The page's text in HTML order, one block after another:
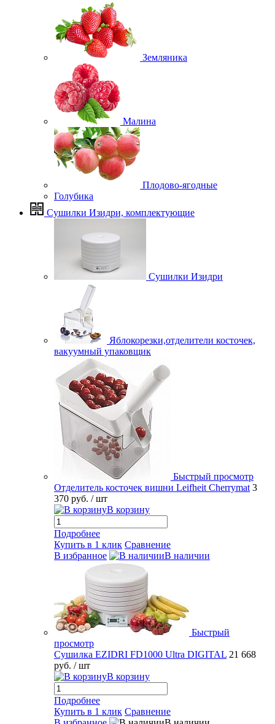
Земляника
Малина
Плодово-ягодные
Голубика
Сушилки Изидри, комплектующие
Сушилки Изидри
Яблокорезки,отделители косточек,
вакуумный упаковщик
Быстрый просмотр
Отделитель косточек вишни Leifheit Cherrymat 3
370 руб. / шт
В корзину
Подробнее
Купить в 1 клик Сравнение
В избранное
В наличии
Быстрый
просмотр
Сушилка EZIDRI FD1000 Ultra DIGITAL 21 668
руб. / шт
В корзину
Подробнее
Купить в 1 клик Сравнение